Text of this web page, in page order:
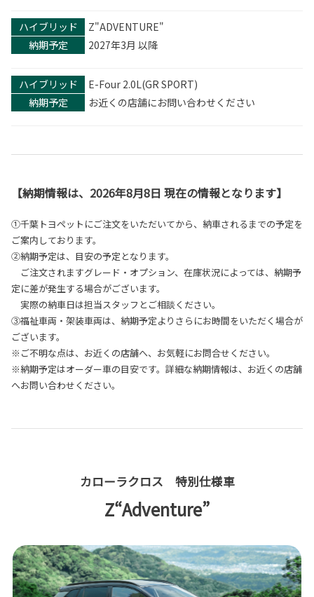
ハイブリッド
Z"ADVENTURE"
納期予定
2027年3月 以降
ハイブリッド
E-Four 2.0L(GR SPORT)
納期予定
お近くの店舗にお問い合わせください
【納期情報は、2026年8月8日 現在の情報となります】
①千葉トヨペットにご注文をいただいてから、納車されるまでの予定を
ご案内しております。
②納期予定は、目安の予定となります。
ご注文されますグレード・オプション、在庫状況によっては、納期予
定に差が発生する場合がございます。
実際の納車日は担当スタッフとご相談ください。
③福祉車両・架装車両は、納期予定よりさらにお時間をいただく場合が
ございます。
※ご不明な点は、お近くの店舗へ、お気軽にお問合せください。
※納期予定はオーダー車の目安です。詳細な納期情報は、お近くの店舗
へお問い合わせください。
カローラクロス 特別仕様車
Z“Adventure”